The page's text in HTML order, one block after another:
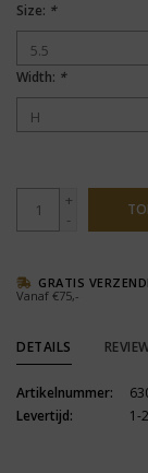
Size: *
Width: *
+
-
GRATIS
Vanaf €75,-
DETAILS
Artikelnummer:
Levertijd:
1-